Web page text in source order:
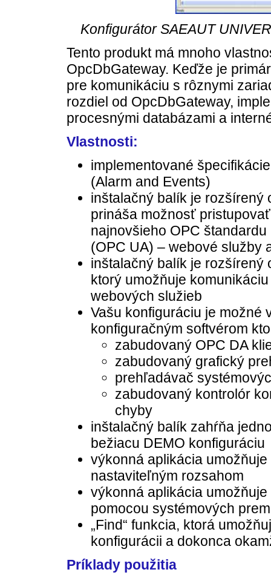
Konfigurátor SAEAUT
Tento produkt má mnoho
OpcDbGateway. Keďže je
pre komunikáciu s rôznymi
rozdiel od OpcDbGateway,
procesnými databázami a
Vlastnosti:
implementované
(Alarm and Events)
inštalačný balík je rozšírený
prináša možnosť
najnovšieho OPC
(OPC UA) – webové služby
inštalačný balík je rozšírený
ktorý umožňuje
webových služieb
Vašu konfiguráciu je
konfiguračným softvérom
zabudovaný OPC DA
zabudovaný grafický
prehľadávač
zabudovaný kontrolór
chyby
inštalačný balík zahŕňa
bežiacu DEMO konfiguráciu
výkonná aplikácia
nastaviteľným rozsahom
výkonná aplikácia
pomocou systémových
„Find“ funkcia, ktorá
konfigurácii a dokonca
Príklady použitia